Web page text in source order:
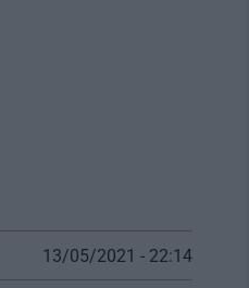
13/05/2021 - 22:14